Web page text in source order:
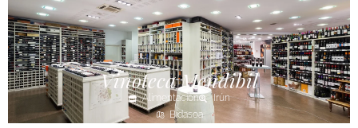
Vinoteca Mendibil
Alimentación
Irún
Bidasoa